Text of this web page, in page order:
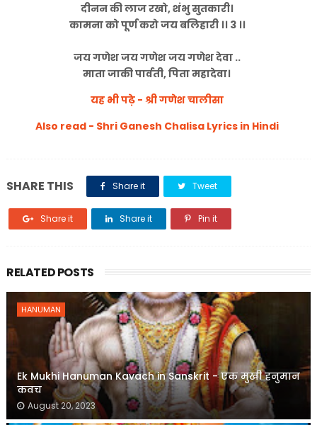
दीनन की लाज रखो, शंभु सुतकारी।
कामना को पूर्ण करो जय बलिहारी ।। 3 ।।
जय गणेश जय गणेश जय गणेश देवा ..
माता जाकी पार्वती, पिता महादेवा।
यह भी पढ़े - श्री गणेश चालीसा
Also read - Shri Ganesh Chalisa Lyrics in Hindi
SHARE THIS Share it Tweet
Share it Share it Pin it
RELATED POSTS
HANUMAN
Ek Mukhi Hanuman Kavach in Sanskrit - एक मुखी हनुमान
कवच
August 20, 2023